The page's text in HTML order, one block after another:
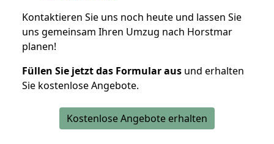
Kontaktieren Sie uns noch heute und lassen Sie
uns gemeinsam Ihren Umzug nach Horstmar
planen!
Füllen Sie jetzt das Formular aus und erhalten
Sie kostenlose Angebote.
Kostenlose Angebote erhalten